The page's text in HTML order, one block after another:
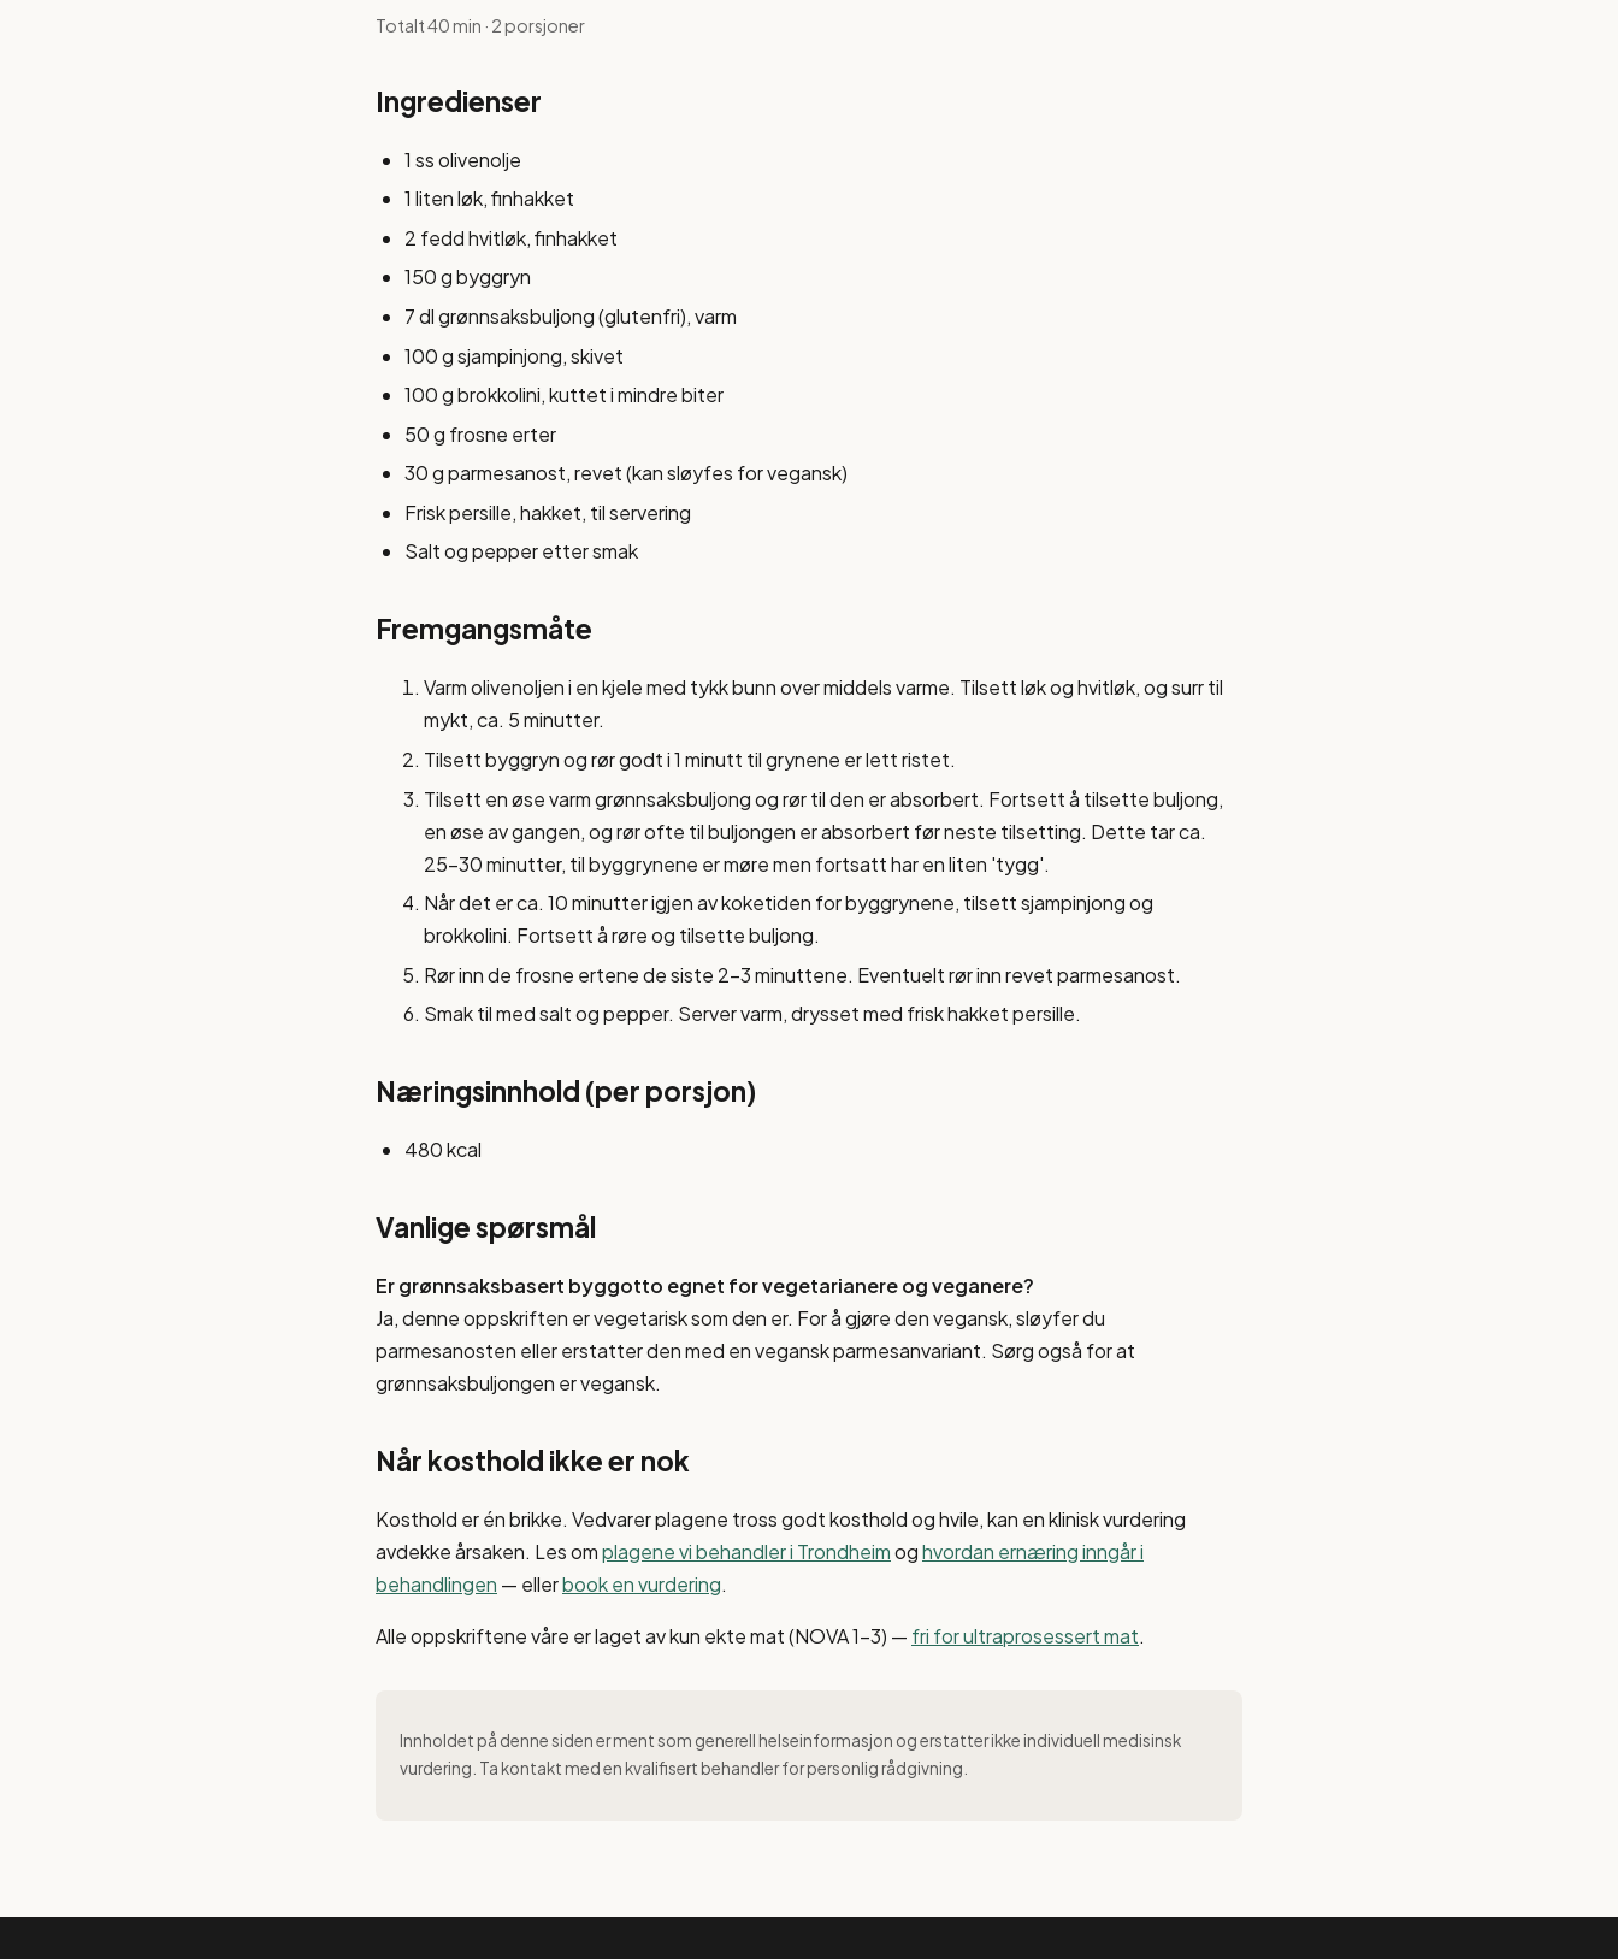
Totalt 40 min · 2 porsjoner
Ingredienser
1 ss olivenolje
1 liten løk, finhakket
2 fedd hvitløk, finhakket
150 g byggryn
7 dl grønnsaksbuljong (glutenfri), varm
100 g sjampinjong, skivet
100 g brokkolini, kuttet i mindre biter
50 g frosne erter
30 g parmesanost, revet (kan sløyfes for vegansk)
Frisk persille, hakket, til servering
Salt og pepper etter smak
Fremgangsmåte
Varm olivenoljen i en kjele med tykk bunn over middels varme. Tilsett løk og hvitløk, og surr til
mykt, ca. 5 minutter.
Tilsett byggryn og rør godt i 1 minutt til grynene er lett ristet.
Tilsett en øse varm grønnsaksbuljong og rør til den er absorbert. Fortsett å tilsette buljong,
en øse av gangen, og rør ofte til buljongen er absorbert før neste tilsetting. Dette tar ca.
25-30 minutter, til byggrynene er møre men fortsatt har en liten 'tygg'.
Når det er ca. 10 minutter igjen av koketiden for byggrynene, tilsett sjampinjong og
brokkolini. Fortsett å røre og tilsette buljong.
Rør inn de frosne ertene de siste 2-3 minuttene. Eventuelt rør inn revet parmesanost.
Smak til med salt og pepper. Server varm, drysset med frisk hakket persille.
Næringsinnhold (per porsjon)
480 kcal
Vanlige spørsmål
Er grønnsaksbasert byggotto egnet for vegetarianere og veganere?
Ja, denne oppskriften er vegetarisk som den er. For å gjøre den vegansk, sløyfer du
parmesanosten eller erstatter den med en vegansk parmesanvariant. Sørg også for at
grønnsaksbuljongen er vegansk.
Når kosthold ikke er nok
Kosthold er én brikke. Vedvarer plagene tross godt kosthold og hvile, kan en klinisk vurdering
avdekke årsaken. Les omplagene vi behandler i Trondheimoghvordan ernæring inngår i
behandlingen — ellerbook en vurdering.
Alle oppskriftene våre er laget av kun ekte mat (NOVA 1–3) — fri for ultraprosessert mat.
Innholdet på denne siden er ment som generell helseinformasjon og erstatter ikke individuell medisinsk
vurdering. Ta kontakt med en kvalifisert behandler for personlig rådgivning.